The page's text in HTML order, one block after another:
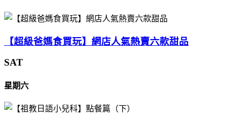
【超級爸媽食買玩】網店人氣熱賣六款甜品
SAT
星期六